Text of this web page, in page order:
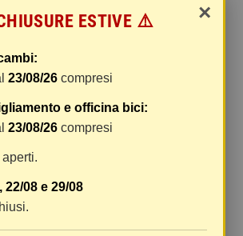
e le spese postali. I costi
del peso totale della
consigliamo di raggruppare i
un unico ordine. Non ci è
due ordini distinti
addebitate per ognuno di
sarà inviato a vostro rischio,
un'attenzione particolare in
fragili.
×
ESTIVE ⚠️
23/08/26 compresi
e officina bici:
23/08/26 compresi
aperti.
22/08 e 29/08